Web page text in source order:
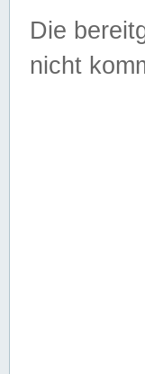
Die
nicht